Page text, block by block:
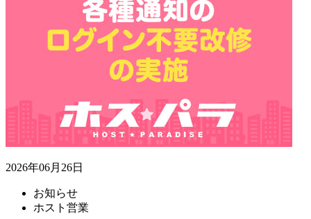
2026年06月26日
お知らせ
ホスト営業